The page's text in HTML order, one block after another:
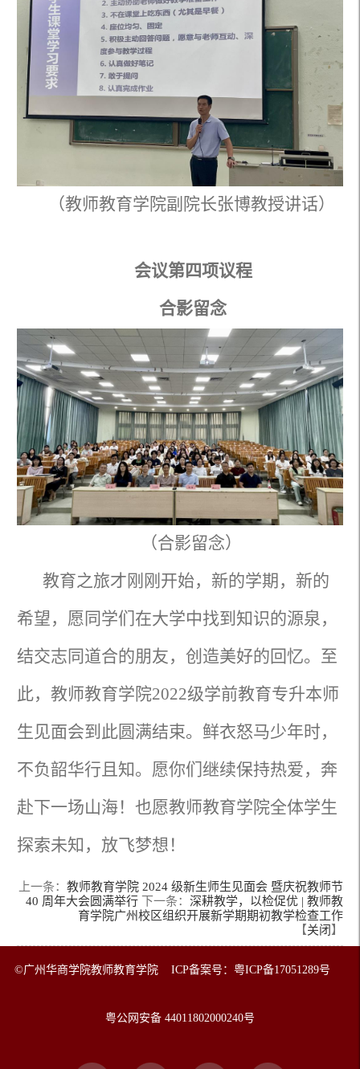
（教师教育学院副院长张博教授讲话）
会议第四项议程
合影留念
（合影留念）
教育之旅才刚刚开始，新的学期，新的
希望，愿同学们在大学中找到知识的源泉，
结交志同道合的朋友，创造美好的回忆。至
此，教师教育学院2022级学前教育专升本师
生见面会到此圆满结束。鲜衣怒马少年时，
不负韶华行且知。愿你们继续保持热爱，奔
赴下一场山海！也愿教师教育学院全体学生
探索未知，放飞梦想！
上一条：教师教育学院 2024 级新生师生见面会 暨庆祝教师节
40 周年大会圆满举行 下一条：深耕教学，以检促优 | 教师教
育学院广州校区组织开展新学期期初教学检查工作
【关闭 】
©广州华商学院教师教育学院 ICP备案号：粤ICP备17051289号
粤公网安备 44011802000240号